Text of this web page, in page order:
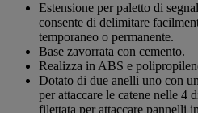
Estensione per paletto di
consente di delimitare
temporaneo o permanente.
Base zavorrata con cemento.
Realizza in ABS e
Dotato di due anelli uno con
per attaccare le catene nelle 4
filettata per attaccare pannelli